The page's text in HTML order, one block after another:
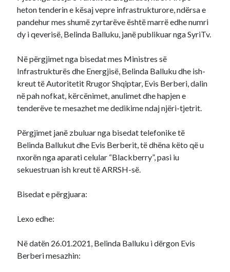
heton tenderin e kësaj vepre infrastrukturore, ndërsa e
pandehur mes shumë zyrtarëve është marrë edhe numri
dy i qeverisë, Belinda Balluku, janë publikuar nga SyriTv.
Në përgjimet nga bisedat mes Ministres së
Infrastrukturës dhe Energjisë, Belinda Balluku dhe ish-
kreut të Autoritetit Rrugor Shqiptar, Evis Berberi, dalin
në pah nofkat, kërcënimet, anulimet dhe hapjen e
tenderëve te mesazhet me dedikime ndaj njëri-tjetrit.
Përgjimet janë zbuluar nga bisedat telefonike të
Belinda Ballukut dhe Evis Berberit, të dhëna këto që u
nxorën nga aparati celular “Blackberry”, pasi iu
sekuestruan ish kreut të ARRSH-së.
Bisedat e përgjuara:
Lexo edhe:
Në datën 26.01.2021, Belinda Balluku i dërgon Evis
Berberi mesazhin: